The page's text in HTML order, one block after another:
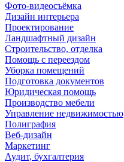
Фото-видеосъёмка
Дизайн интерьера
Проектирование
Ландшафтный дизайн
Строительство, отделка
Помощь с переездом
Уборка помещений
Подготовка документов
Юридическая помощь
Производство мебели
Управление недвижимостью
Полиграфия
Веб-дизайн
Маркетинг
Аудит, бухгалтерия